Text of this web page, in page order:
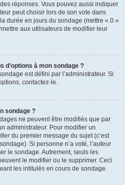
réponses. Vous pouvez aussi indiquer
peut choisir lors de son vote dans
durée en jours du sondage (mettre « 0 »
aux utilisateurs de modifier leur
d’options à mon sondage ?
est défini par l’administrateur. Si
contactez-le.
sondage ?
ne peuvent être modifiés que par
administrateur. Pour modifier un
du premier message du sujet (c’est
Si personne n’a voté, l’auteur
le sondage. Autrement, seuls les
le modifier ou le supprimer. Ceci
les intitulés en cours de sondage.